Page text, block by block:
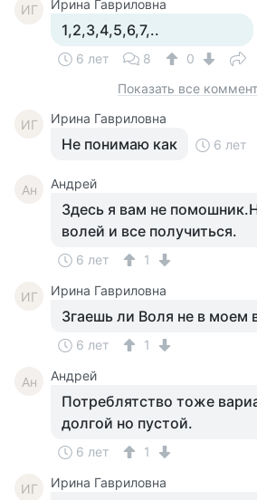
ИГ Ирина Гавриловна
1,2,3,4,5,6,7,..
6 лет 8
0
Показать все
ИГ Ирина Гавриловна
Не понимаю как 6 лет
Ан Андрей
Здесь я вам не
волей и все получиться.
6 лет 1
ИГ Ирина Гавриловна
Згаешь ли Воля не в моем
6 лет 1
Ан Андрей
Потреблятство тоже
долгой но пустой.
6 лет 1
ИГ Ирина Гавриловна